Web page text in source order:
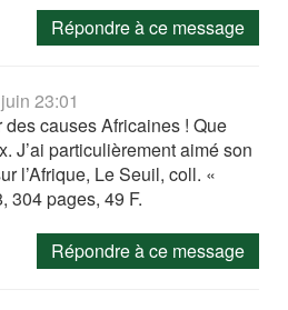
Répondre à ce message
23:01
causes Africaines ! Que
J’ai particulièrement aimé son
l’Afrique, Le Seuil, coll. «
304 pages, 49 F.
Répondre à ce message